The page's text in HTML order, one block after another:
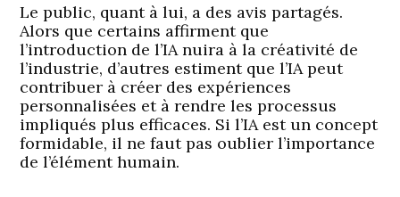
Le public, quant à lui, a des avis partagés.
Alors que certains affirment que
l’introduction de l’IA nuira à la créativité de
l’industrie, d’autres estiment que l’IA peut
contribuer à créer des expériences
personnalisées et à rendre les processus
impliqués plus efficaces. Si l’IA est un concept
formidable, il ne faut pas oublier l’importance
de l’élément humain.